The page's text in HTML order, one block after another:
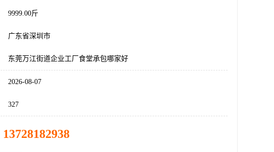
9999.00斤
广东省深圳市
东莞万江街道企业工厂食堂承包哪家好
2026-08-07
327
13728182938